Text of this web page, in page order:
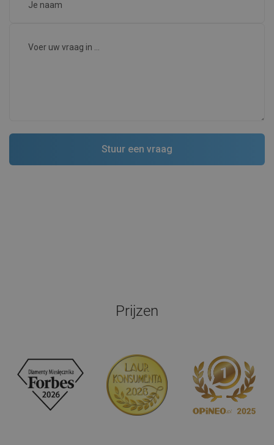
Prijzen